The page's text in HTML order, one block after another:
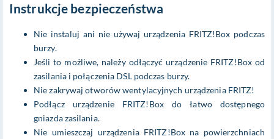
Instrukcje bezpieczeństwa
Nie instaluj ani nie używaj urządzenia FRITZ!Box podczas
burzy.
Jeśli to możliwe, należy odłączyć urządzenie FRITZ!Box od
zasilania i połączenia DSL podczas burzy.
Nie zakrywaj otworów wentylacyjnych urządzenia FRITZ!
Podłącz urządzenie FRITZ!Box do łatwo dostępnego
gniazda zasilania.
Nie umieszczaj urządzenia FRITZ!Box na powierzchniach